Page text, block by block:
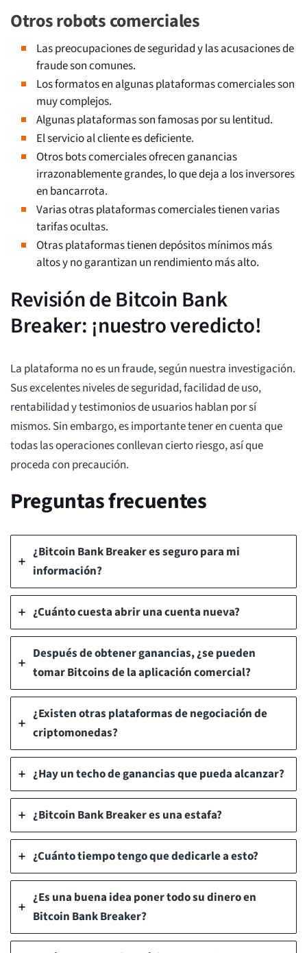
Otros robots comerciales
Las preocupaciones de seguridad y las acusaciones de
fraude son comunes.
Los formatos en algunas plataformas comerciales son
muy complejos.
Algunas plataformas son famosas por su lentitud.
El servicio al cliente es deficiente.
Otros bots comerciales ofrecen ganancias
irrazonablemente grandes, lo que deja a los inversores
en bancarrota.
Varias otras plataformas comerciales tienen varias
tarifas ocultas.
Otras plataformas tienen depósitos mínimos más
altos y no garantizan un rendimiento más alto.
Revisión de Bitcoin Bank
Breaker: ¡nuestro veredicto!
La plataforma no es un fraude, según nuestra investigación.
Sus excelentes niveles de seguridad, facilidad de uso,
rentabilidad y testimonios de usuarios hablan por sí
mismos. Sin embargo, es importante tener en cuenta que
todas las operaciones conllevan cierto riesgo, así que
proceda con precaución.
Preguntas frecuentes
¿Bitcoin Bank Breaker es seguro para mi
información?
¿Cuánto cuesta abrir una cuenta nueva?
Después de obtener ganancias, ¿se pueden
tomar Bitcoins de la aplicación comercial?
¿Existen otras plataformas de negociación de
criptomonedas?
¿Hay un techo de ganancias que pueda alcanzar?
¿Bitcoin Bank Breaker es una estafa?
¿Cuánto tiempo tengo que dedicarle a esto?
¿Es una buena idea poner todo su dinero en
Bitcoin Bank Breaker?